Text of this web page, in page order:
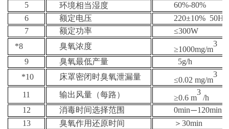
5
环境相当湿度
60%-80%
6
额定电压 220±10% 50Hz
7
额定功率 ≤300W
*8
臭氧浓度 ≥1000mg/m
3
9 臭氧最低产量
5g/h
*10
床罩密闭时臭氧泄漏量 ≤0.02 mg/m
3
11 输出风量（每路） ≥0.6 m
3
/h
12
消毒时间选择范围 0min—120min
13
臭氧作用还原时间 ＞ 30min